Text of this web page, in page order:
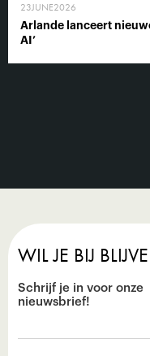
23JUNE2026
Arlande lanceert
AI’
WIL JE BIJ
Schrijf je in voor onze
nieuwsbrief!